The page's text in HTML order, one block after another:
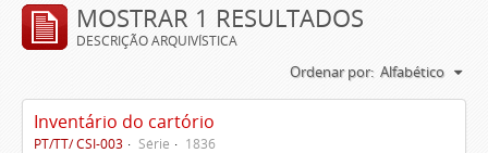
MOSTRAR 1 RESULTADOS
DESCRIÇÃO ARQUIVÍSTICA
Ordenar por: Alfabético
Inventário do cartório
PT/TT/ CSI-003 Série 1836